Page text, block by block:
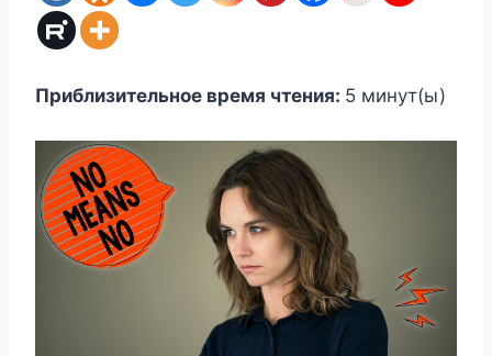
Приблизительное время чтения: 5 минут(ы)